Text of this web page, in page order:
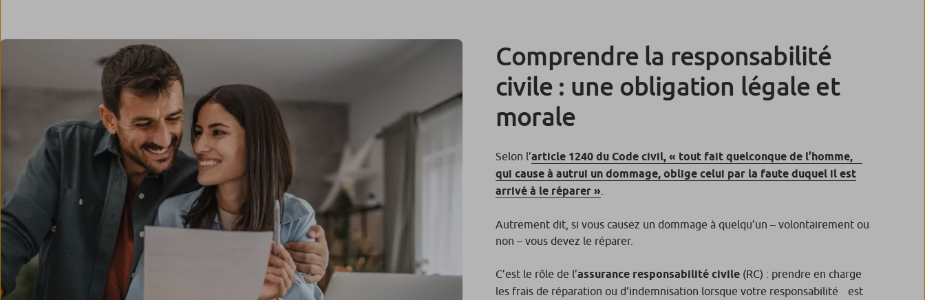
Comprendre la responsabilité
civile : une obligation légale et
morale
Selon l’article 1240 du Code civil, « tout fait quelconque de l’homme,
qui cause à autrui un dommage, oblige celui par la faute duquel il est
arrivé à le réparer »
Autrement dit, si vous causez un dommage à quelqu’un – volontairement ou
non – vous devez le réparer.
C’est le rôle de l’assurance responsabilité civile (RC) : prendre en charge
les frais de réparation ou d’indemnisation lorsque votre responsabilité est